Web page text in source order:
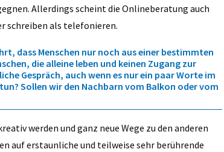
Allerdings scheint die Onlineberatung auch
schreiben als telefonieren.
dass Menschen nur noch aus einer bestimmten
die alleine leben und keinen Zugang zur
Gespräch, auch wenn es nur ein paar Worte im
Sollen wir den Nachbarn vom Balkon oder vom
werden und ganz neue Wege zu den anderen
auf erstaunliche und teilweise sehr berührende